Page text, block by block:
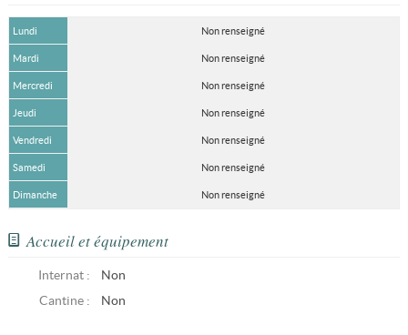
Lundi Non renseigné
Mardi Non renseigné
Mercredi Non renseigné
Jeudi Non renseigné
Vendredi Non renseigné
Samedi Non renseigné
Dimanche Non renseigné
Accueil et équipement
Internat :
Non
Cantine :
Non